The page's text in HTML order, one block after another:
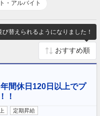
・アルバイト
替えられるようになりました！
間休日120日以上でプ
！
定期昇給